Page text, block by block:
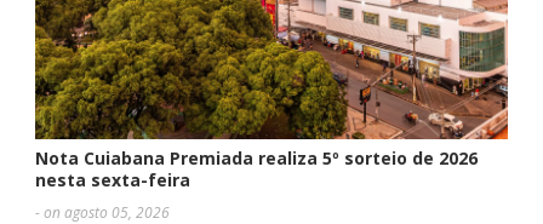
Nota Cuiabana Premiada realiza 5º sorteio de 2026
nesta sexta-feira
- on agosto 05, 2026